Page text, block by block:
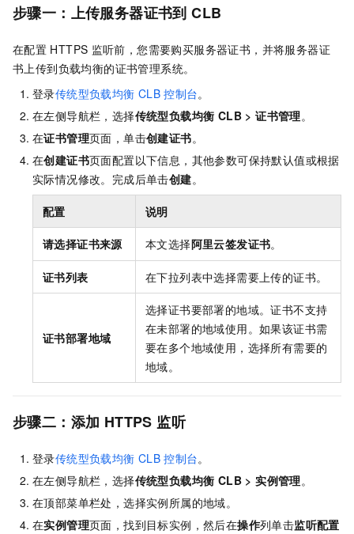
步骤一：上传服务器证书到 CLB
在配置 HTTPS 监听前，您需要购买服务器证书，并将服务器证
书上传到负载均衡的证书管理系统。
登录传统型负载均衡 CLB 控制台。
在左侧导航栏，选择传统型负载均衡 CLB >证书管理。
在证书管理页面，单击创建证书。
在创建证书页面配置以下信息，其他参数可保持默认值或根据
实际情况修改。完成后单击创建。
配置 说明
请选择证书来源 本文选择阿里云签发证书。
证书列表 在下拉列表中选择需要上传的证书。
证书部署地域
选择证书要部署的地域。证书不支持
在未部署的地域使用。如果该证书需
要在多个地域使用，选择所有需要的
地域。
步骤二：添加 HTTPS 监听
登录传统型负载均衡 CLB 控制台。
在左侧导航栏，选择传统型负载均衡 CLB >实例管理。
在顶部菜单栏处，选择实例所属的地域。
在实例管理页面，找到目标实例，然后在操作列单击监听配置